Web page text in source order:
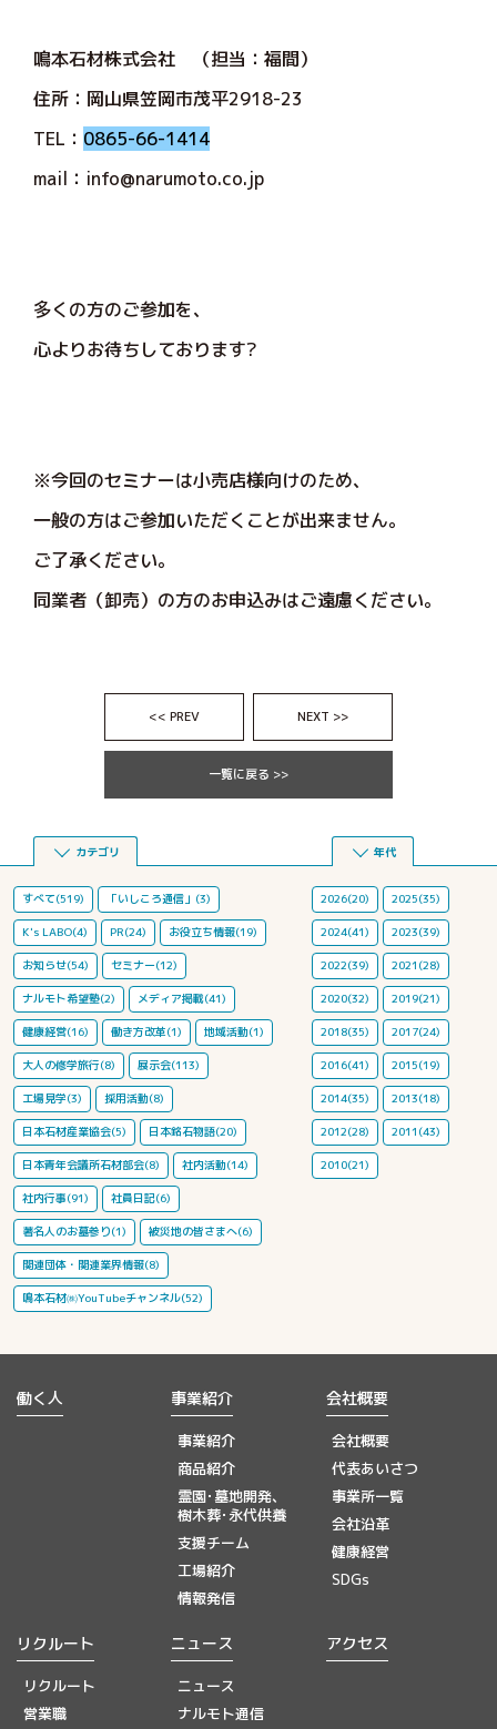
鳴本石材株式会社 （担当：福間）
住所：岡山県笠岡市茂平2918-23
TEL： 0865-66-1414
mail：info@narumoto.co.jp
多くの方のご参加を、
心よりお待ちしております?
※今回のセミナーは小売店様向けのため、
一般の方はご参加いただくことが出来ません。
ご了承ください。
同業者（卸売）の方のお申込みはご遠慮ください。
<< PREV NEXT >>
一覧に戻る >>
カテゴリ
すべて(519) 「いしころ通信」(3)
K's LABO(4) PR(24) お役立ち情報(19)
お知らせ(54) セミナー(12)
ナルモト希望塾(2) メディア掲載(41)
健康経営(16) 働き方改革(1) 地域活動(1)
大人の修学旅行(8) 展示会(113)
工場見学(3) 採用活動(8)
日本石材産業協会(5) 日本銘石物語(20)
日本青年会議所石材部会(8) 社内活動(14)
社内行事(91) 社員日記(6)
著名人のお墓参り(1) 被災地の皆さまへ(6)
関連団体・関連業界情報(8)
鳴本石材㈱YouTubeチャンネル(52)
年代
2026(20) 2025(35)
2024(41) 2023(39)
2022(39) 2021(28)
2020(32) 2019(21)
2018(35) 2017(24)
2016(41) 2015(19)
2014(35) 2013(18)
2012(28) 2011(43)
2010(21)
働く人 事業紹介
事業紹介
商品紹介
霊園･墓地開発、
樹木葬･永代供養
支援チーム
工場紹介
情報発信
会社概要
会社概要
代表あいさつ
事業所一覧
会社沿革
健康経営
SDGs
リクルート
リクルート
営業職
ニュース
ニュース
ナルモト通信
アクセス